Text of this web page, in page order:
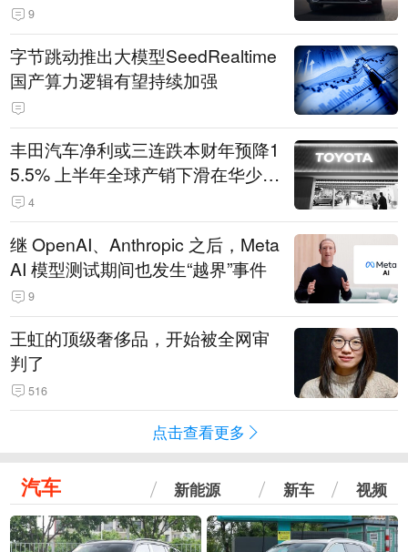
9
字节跳动推出大模型SeedRealtime
国产算力逻辑有望持续加强
丰田汽车净利或三连跌本财年预降1
5.5% 上半年全球产销下滑在华少卖
14.3万辆
4
继 OpenAI、Anthropic 之后，Meta
AI 模型测试期间也发生“越界”事件
9
王虹的顶级奢侈品，开始被全网审
判了
516
点击查看更多
汽车 新能源 新车 视频